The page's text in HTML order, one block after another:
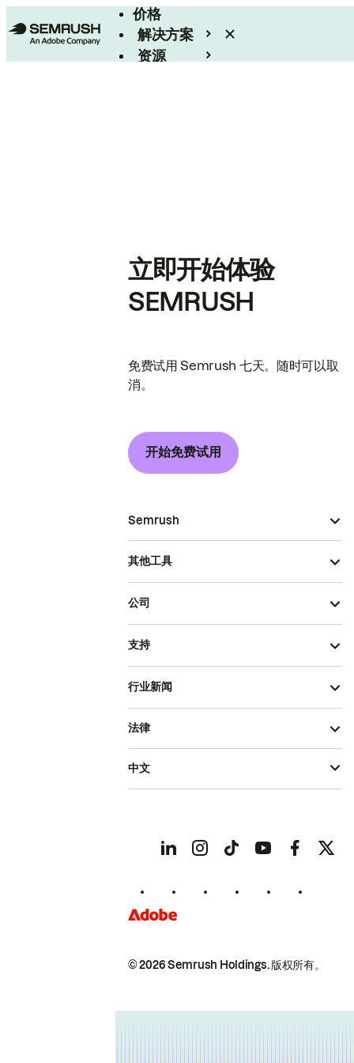
价格
解决方案
资源
立即开始体验
SEMRUSH
免费试用 Semrush 七天。随时可以取
消。
开始免费试用
Semrush
其他工具
公司
支持
行业新闻
© 2026 Semrush Holdings.版权所有。
法律
中文